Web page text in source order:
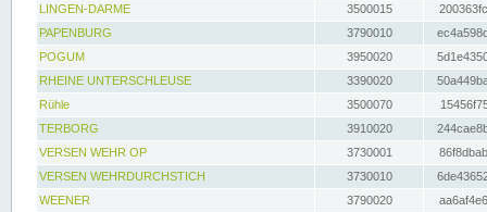
LINGEN-DARME
3500015
PAPENBURG
3790010
POGUM
3950020
RHEINE UNTERSCHLEUSE
3390020
Rühle
3500070
TERBORG
3910020
VERSEN WEHR OP
3730001
VERSEN WEHRDURCHSTICH
3730010
WEENER
3790020